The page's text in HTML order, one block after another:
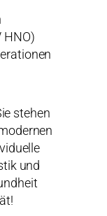
HNO)
stehen
und